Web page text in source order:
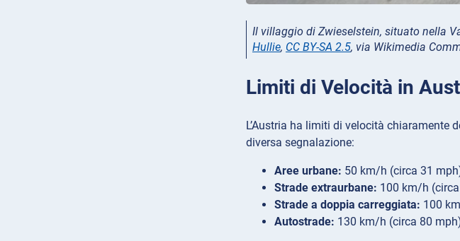
Il villaggio di Zwieselstein, situato nella
Hullie, CC BY-SA 2.5, via Wikimedia
Limiti di Velocità in
L’Austria ha limiti di velocità
diversa segnalazione:
Aree urbane: 50 km/h (circa 31
Strade extraurbane: 100 km/h
Strade a doppia carreggiata: 100
Autostrade: 130 km/h (circa 80